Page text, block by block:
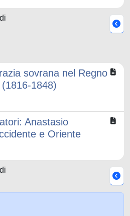
sovrana nel Regno
1848)
Anastasio
e Oriente